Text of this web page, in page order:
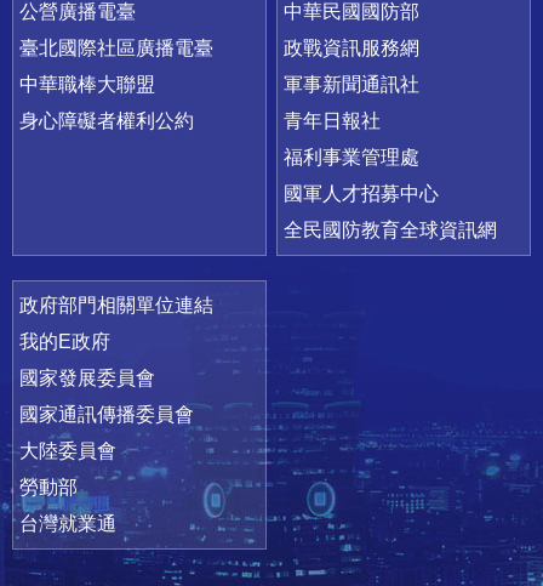
公營廣播電臺
臺北國際社區廣播電臺
中華職棒大聯盟
身心障礙者權利公約
中華民國國防部
政戰資訊服務網
軍事新聞通訊社
青年日報社
福利事業管理處
國軍人才招募中心
全民國防教育全球資訊網
政府部門相關單位連結
我的E政府
國家發展委員會
國家通訊傳播委員會
大陸委員會
勞動部
台灣就業通